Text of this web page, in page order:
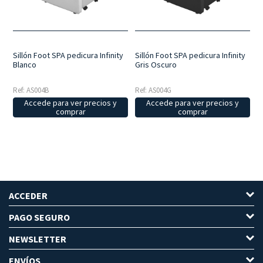
Sillón Foot SPA pedicura Infinity
Blanco
Ref: AS004B
Accede para ver precios y
comprar
Sillón Foot SPA pedicura Infinity
Gris Oscuro
Ref: AS004G
Accede para ver precios y
comprar
ACCEDER
PAGO SEGURO
NEWSLETTER